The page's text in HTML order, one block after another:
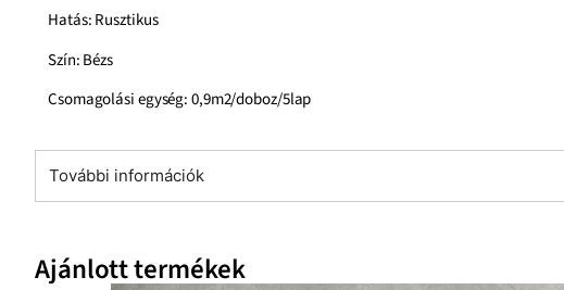
Hatás: Rusztikus
Szín: Bézs
Csomagolási egység: 0,9m2/doboz/5lap
További információk
Ajánlott termékek